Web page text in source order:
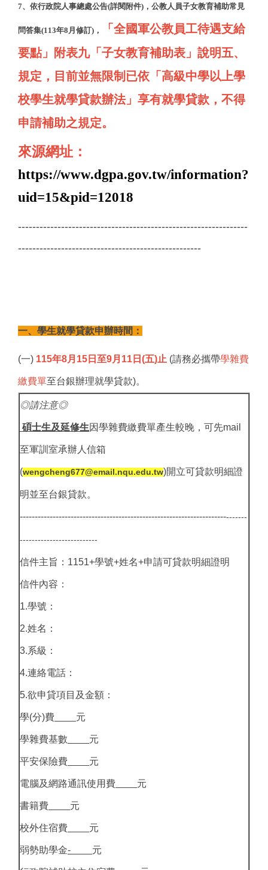
7、依行政院人事總處公告(詳閱附件)，公教人員子女教育補助常見
問答集(113年8月修訂)， 「 全國軍公教員工待遇支給
要點」附表九「子女教育補助表」說明五、
規定，目前並無限制已依「高級中學以上學
校學生就學貸款辦法」享有就學貸款，不得
申請補助之規定。
來源網址：
https://www.dgpa.gov.tw/information?
uid=15&pid=12018
----------------------------------------------------------------
---------------------------------------------------
一、學生就學貸款申辦時間：
(一) 115年8月15日至9月11日(五)止 (請務必攜帶學雜費
繳費單至台銀辦理就學貸款)。
◎請注意◎
碩士生及延修生因學雜費繳費單產生較晚，可先mail
至軍訓室承辦人信箱
(wengcheng677@email.nqu.edu.tw)開立可貸款明細證
明並至台銀貸款。
----------------------------------------------------------------------------
--------------------------
信件主旨：1151+學號+姓名+申請可貸款明細證明
信件內容：
1.學號：
2.姓名：
3.系級：
4.連絡電話：
5.欲申貸項目及金額：
學(分)費 元
學雜費基數 元
平安保險費 元
電腦及網路通訊使用費 元
書籍費 元
校外住宿費 元
弱勢助學金- 元